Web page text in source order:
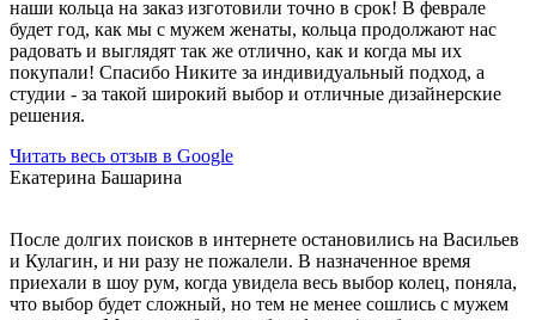
наши кольца на заказ изготовили точно в срок! В феврале
будет год, как мы с мужем женаты, кольца продолжают нас
радовать и выглядят так же отлично, как и когда мы их
покупали! Спасибо Никите за индивидуальный подход, а
студии - за такой широкий выбор и отличные дизайнерские
решения.
Читать весь отзыв в Google
Екатерина Башарина
После долгих поисков в интернете остановились на Васильев
и Кулагин, и ни разу не пожалели. В назначенное время
приехали в шоу рум, когда увидела весь выбор колец, поняла,
что выбор будет сложный, но тем не менее сошлись с мужем